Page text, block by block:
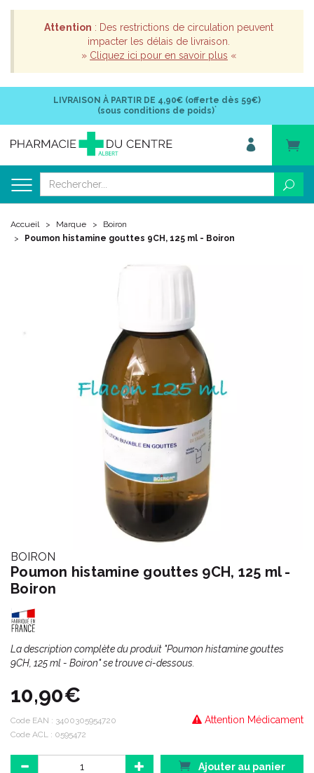
Attention : Des restrictions de circulation peuvent
impacter les délais de livraison.
» Cliquez ici pour en savoir plus «
LIVRAISON À PARTIR DE 4,90€ (offerte dès 59€)
(sous conditions de poids)*
Accueil Marque
Boiron
Poumon histamine gouttes 9CH, 125 ml - Boiron
BOIRON
Poumon histamine gouttes 9CH, 125 ml -
Boiron
La description complète du produit "Poumon histamine gouttes
9CH, 125 ml - Boiron" se trouve ci-dessous.
10,90€
Attention Médicament
Code EAN : 3400305954720
Code ACL : 0595472
Ajouter au panier